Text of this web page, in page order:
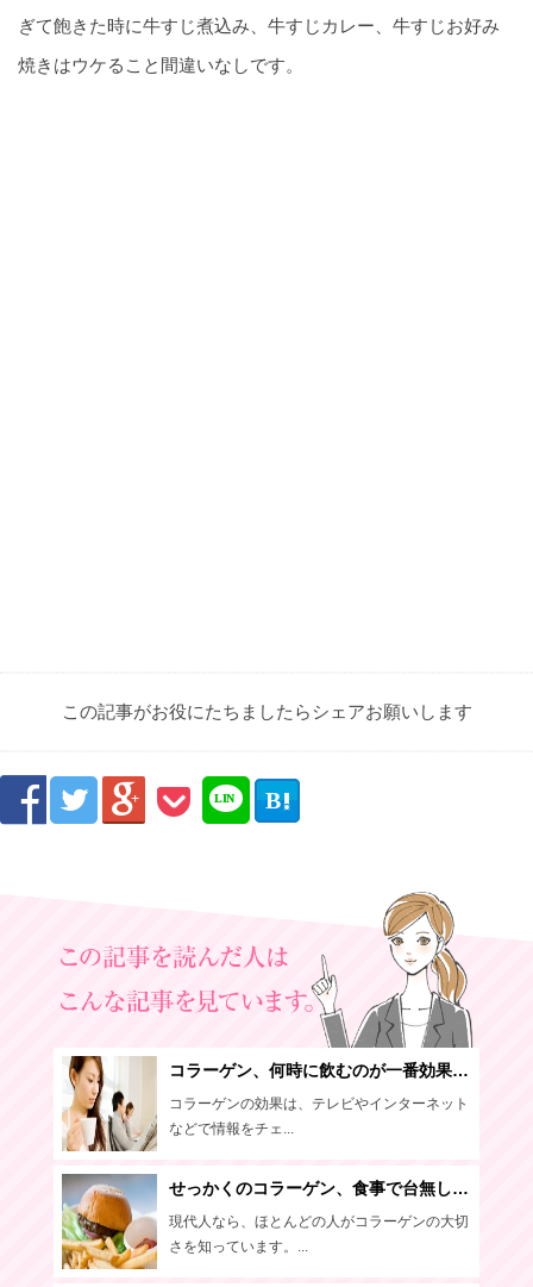
ぎて飽きた時に牛すじ煮込み、牛すじカレー、牛すじお好み
焼きはウケること間違いなしです。
この記事がお役にたちましたらシェアお願いします
   
LIN
E
B
コラーゲン、何時に飲むのが一番効果的？
コラーゲンの効果は、テレビやインターネット
などで情報をチェ...
せっかくのコラーゲン、食事で台無しにしてない!?
現代人なら、ほとんどの人がコラーゲンの大切
さを知っています。...